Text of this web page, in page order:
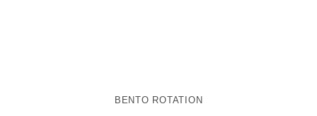
BENTO ROTATION